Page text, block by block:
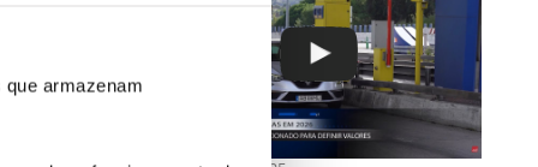
armazenam